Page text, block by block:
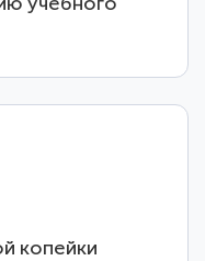
копейки